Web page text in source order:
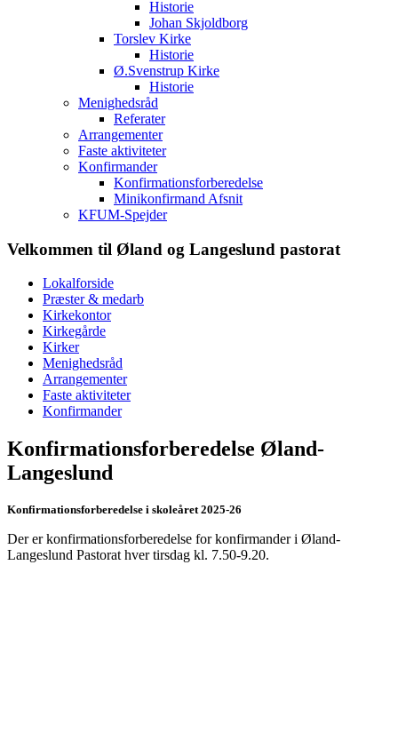
Historie
Johan Skjoldborg
Torslev Kirke
Historie
Ø.Svenstrup Kirke
Historie
Menighedsråd
Referater
Arrangementer
Faste aktiviteter
Konfirmander
Konfirmationsforberedelse
Minikonfirmand Afsnit
KFUM-Spejder
Velkommen til Øland og Langeslund pastorat
Lokalforside
Præster & medarb
Kirkekontor
Kirkegårde
Kirker
Menighedsråd
Arrangementer
Faste aktiviteter
Konfirmander
Konfirmationsforberedelse Øland-
Langeslund
Konfirmationsforberedelse i skoleåret 2025-26
Der er konfirmationsforberedelse for konfirmander i Øland-
Langeslund Pastorat hver tirsdag kl. 7.50-9.20.